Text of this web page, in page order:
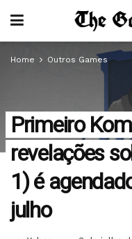
Home Outros Games
Primeiro
revelações
1) é
julho